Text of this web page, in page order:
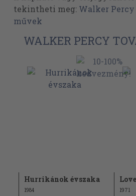
tekintheti meg: Walker
művek
WALKER PERCY
Hurrikánok évszaka
1984 1971